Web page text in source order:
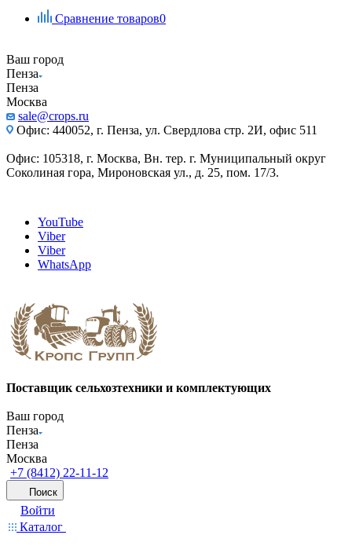
Сравнение товаров0
Ваш город
Пенза
Пенза
Москва
sale@crops.ru
Офис: 440052, г. Пенза, ул. Свердлова стр. 2И, офис 511
Офис: 105318, г. Москва, Вн. тер. г. Муниципальный округ
Соколиная гора, Мироновская ул., д. 25, пом. 17/3.
YouTube
Viber
Viber
WhatsApp
Поставщик сельхозтехники и комплектующих
Ваш город
Пенза
Пенза
Москва
+7 (8412) 22-11-12
Поиск
Войти
Каталог